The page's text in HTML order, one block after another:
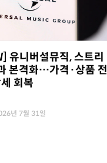
유니버설뮤직, 스트리
본격화…가격·상품 전
회복
년 7월 31일